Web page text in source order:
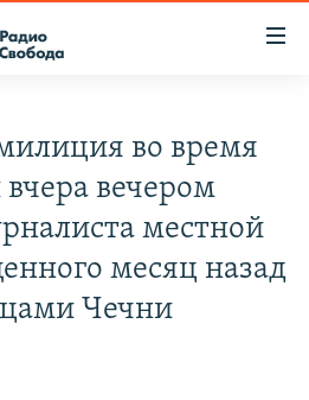
во время
вечером
местной
месяц назад
Чечни